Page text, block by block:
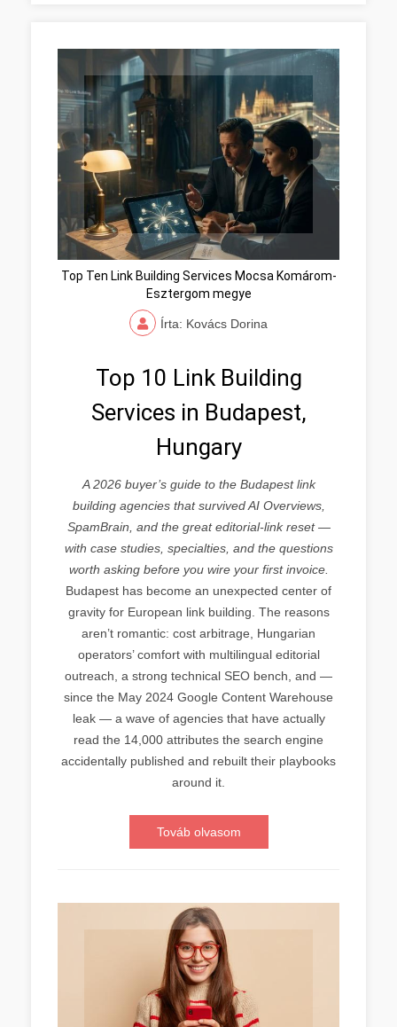
Top Ten Link Building Services Mocsa Komárom-
Esztergom megye
Írta: Kovács Dorina
Top 10 Link Building
Services in Budapest,
Hungary
A 2026 buyer’s guide to the Budapest link
building agencies that survived AI Overviews,
SpamBrain, and the great editorial-link reset —
with case studies, specialties, and the questions
worth asking before you wire your first invoice.
Budapest has become an unexpected center of
gravity for European link building. The reasons
aren’t romantic: cost arbitrage, Hungarian
operators’ comfort with multilingual editorial
outreach, a strong technical SEO bench, and —
since the May 2024 Google Content Warehouse
leak — a wave of agencies that have actually
read the 14,000 attributes the search engine
accidentally published and rebuilt their playbooks
around it.
Továb olvasom